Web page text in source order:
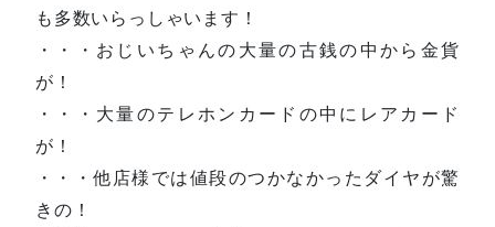
も多数いらっしゃいます！
・・・おじいちゃんの大量の古銭の中から金貨
が！
・・・大量のテレホンカードの中にレアカード
が！
・・・他店様では値段のつかなかったダイヤが驚
きの！